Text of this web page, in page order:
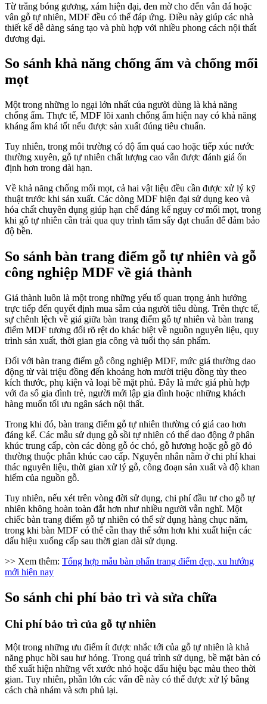
Từ trắng bóng gương, xám hiện đại, đen mờ cho đến vân đá hoặc
vân gỗ tự nhiên, MDF đều có thể đáp ứng. Điều này giúp các nhà
thiết kế dễ dàng sáng tạo và phù hợp với nhiều phong cách nội thất
đương đại.
So sánh khả năng chống ẩm và chống mối
mọt
Một trong những lo ngại lớn nhất của người dùng là khả năng
chống ẩm. Thực tế, MDF lõi xanh chống ẩm hiện nay có khả năng
kháng ẩm khá tốt nếu được sản xuất đúng tiêu chuẩn.
Tuy nhiên, trong môi trường có độ ẩm quá cao hoặc tiếp xúc nước
thường xuyên, gỗ tự nhiên chất lượng cao vẫn được đánh giá ổn
định hơn trong dài hạn.
Về khả năng chống mối mọt, cả hai vật liệu đều cần được xử lý kỹ
thuật trước khi sản xuất. Các dòng MDF hiện đại sử dụng keo và
hóa chất chuyên dụng giúp hạn chế đáng kể nguy cơ mối mọt, trong
khi gỗ tự nhiên cần trải qua quy trình tẩm sấy đạt chuẩn để đảm bảo
độ bền.
So sánh bàn trang điểm gỗ tự nhiên và gỗ
công nghiệp MDF về giá thành
Giá thành luôn là một trong những yếu tố quan trọng ảnh hưởng
trực tiếp đến quyết định mua sắm của người tiêu dùng. Trên thực tế,
sự chênh lệch về giá giữa bàn trang điểm gỗ tự nhiên và bàn trang
điểm MDF tương đối rõ rệt do khác biệt về nguồn nguyên liệu, quy
trình sản xuất, thời gian gia công và tuổi thọ sản phẩm.
Đối với bàn trang điểm gỗ công nghiệp MDF, mức giá thường dao
động từ vài triệu đồng đến khoảng hơn mười triệu đồng tùy theo
kích thước, phụ kiện và loại bề mặt phủ. Đây là mức giá phù hợp
với đa số gia đình trẻ, người mới lập gia đình hoặc những khách
hàng muốn tối ưu ngân sách nội thất.
Trong khi đó, bàn trang điểm gỗ tự nhiên thường có giá cao hơn
đáng kể. Các mẫu sử dụng gỗ sồi tự nhiên có thể dao động ở phân
khúc trung cấp, còn các dòng gỗ óc chó, gỗ hương hoặc gỗ gõ đỏ
thường thuộc phân khúc cao cấp. Nguyên nhân nằm ở chi phí khai
thác nguyên liệu, thời gian xử lý gỗ, công đoạn sản xuất và độ khan
hiếm của nguồn gỗ.
Tuy nhiên, nếu xét trên vòng đời sử dụng, chi phí đầu tư cho gỗ tự
nhiên không hoàn toàn đắt hơn như nhiều người vẫn nghĩ. Một
chiếc bàn trang điểm gỗ tự nhiên có thể sử dụng hàng chục năm,
trong khi bàn MDF có thể cần thay thế sớm hơn khi xuất hiện các
dấu hiệu xuống cấp sau thời gian dài sử dụng.
>> Xem thêm: Tổng hợp mẫu bàn phấn trang điểm đẹp, xu hướng
mới hiện nay
So sánh chi phí bảo trì và sửa chữa
Chi phí bảo trì của gỗ tự nhiên
Một trong những ưu điểm ít được nhắc tới của gỗ tự nhiên là khả
năng phục hồi sau hư hỏng. Trong quá trình sử dụng, bề mặt bàn có
thể xuất hiện những vết xước nhỏ hoặc dấu hiệu bạc màu theo thời
gian. Tuy nhiên, phần lớn các vấn đề này có thể được xử lý bằng
cách chà nhám và sơn phủ lại.